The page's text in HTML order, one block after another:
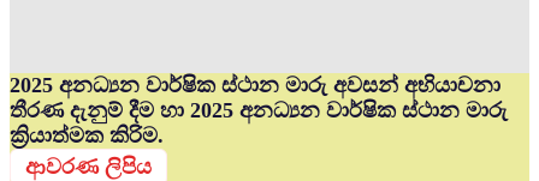
2025 අනධ්‍යන වාර්ෂික ස්ථාන මාරු අවසන් අභියාචනා
තීරණ දැනුම් දීම හා 2025 අනධ්‍යන වාර්ෂික ස්ථාන මාරු
ක්‍රියාත්මක කිරිම.
ආවරණ ලිපිය